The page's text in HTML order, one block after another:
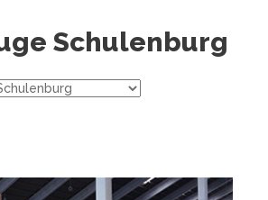
Schulenburg